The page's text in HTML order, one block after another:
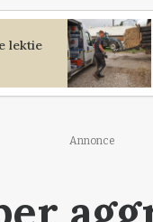
lektie
Annonce